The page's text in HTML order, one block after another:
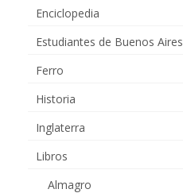
Enciclopedia
Estudiantes de Buenos Aires
Ferro
Historia
Inglaterra
Libros
Almagro